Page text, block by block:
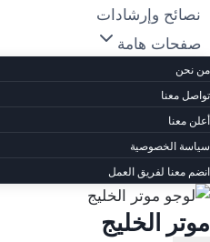
نصائح وإرشادات
صفحات هامة
من نحن
تواصل معنا
أعلن معنا
سياسة الخصوصية
انضم معنا لفريق العمل
موتر الخليج